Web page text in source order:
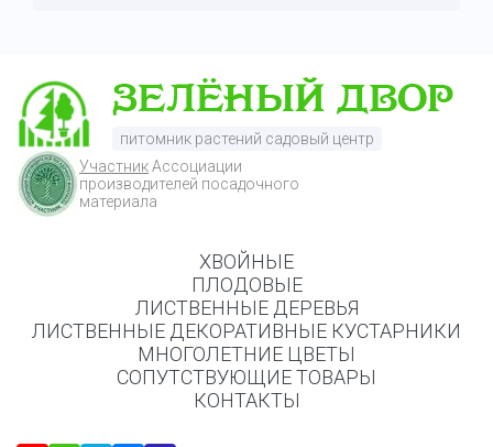
питомник растений садовый центр
УчастникАссоциации
производителей посадочного
материала
ХВОЙНЫЕ
ПЛОДОВЫЕ
ЛИСТВЕННЫЕ ДЕРЕВЬЯ
ЛИСТВЕННЫЕ ДЕКОРАТИВНЫЕ КУСТАРНИКИ
МНОГОЛЕТНИЕ ЦВЕТЫ
СОПУТСТВУЮЩИЕ ТОВАРЫ
КОНТАКТЫ